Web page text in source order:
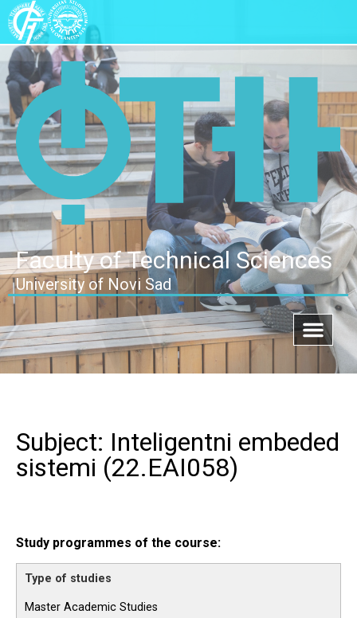
Faculty of Technical Sciences
University of Novi Sad
Subject: Inteligentni embeded
sistemi (22.EAI058)
Study programmes of the course:
Master Academic Studies